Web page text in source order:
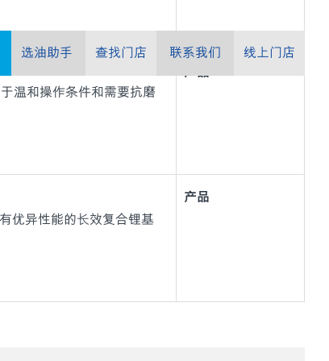
选油助手 查找门店 联系我们 线上门店
温和操作条件和需要抗磨
优异性能的长效复合锂基
产品